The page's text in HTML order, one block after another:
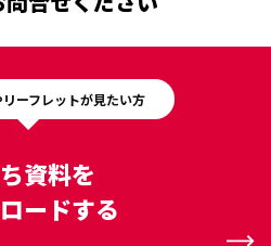
ーフレットが見たい方
資料を
ードする